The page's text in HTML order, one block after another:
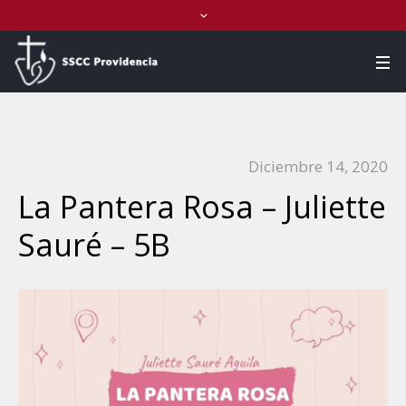
Diciembre 14, 2020
La Pantera Rosa – Juliette
Sauré – 5B